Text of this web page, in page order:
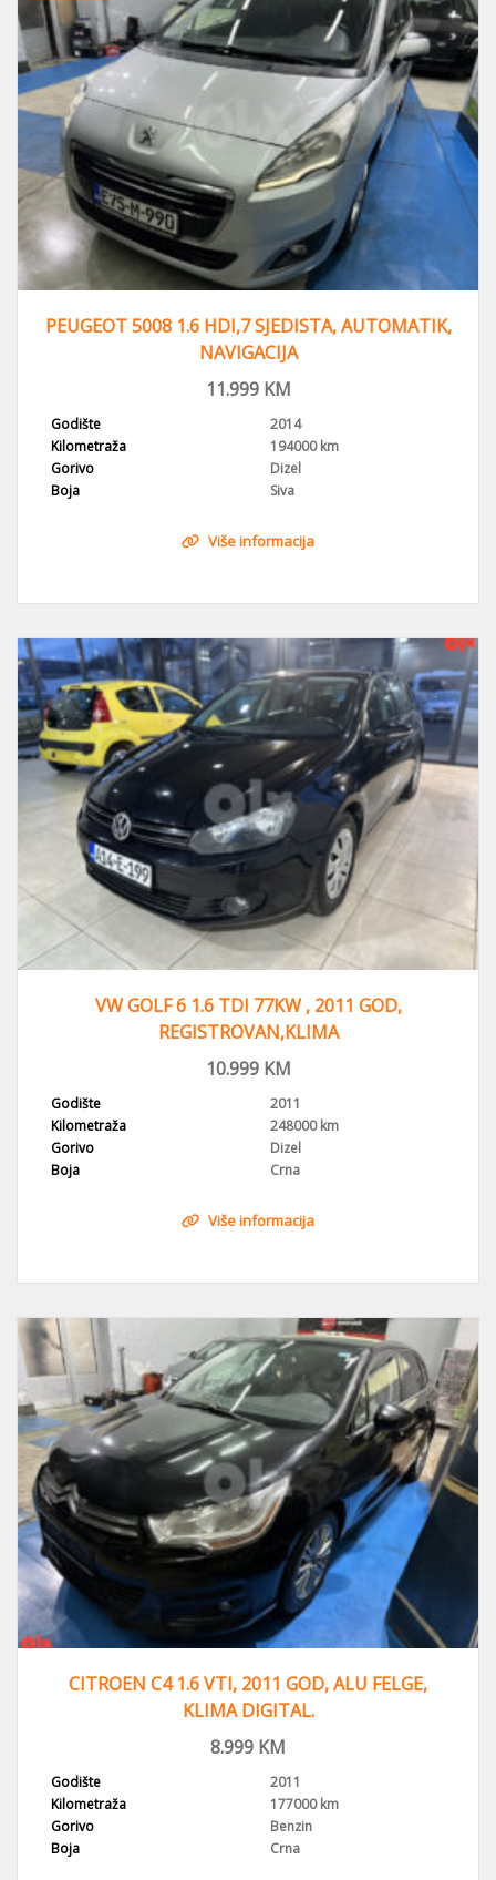
PEUGEOT 5008 1.6 HDI,7 SJEDISTA, AUTOMATIK,
NAVIGACIJA
11.999KM
Godište
2014
Kilometraža
194000 km
Gorivo
Dizel
Boja
Siva
Više informacija
VW GOLF 6 1.6 TDI 77KW , 2011 GOD,
REGISTROVAN,KLIMA
10.999KM
Godište
2011
Kilometraža
248000 km
Gorivo
Dizel
Boja
Crna
Više informacija
CITROEN C4 1.6 VTI, 2011 GOD, ALU FELGE,
KLIMA DIGITAL.
8.999 KM
Godište
2011
Kilometraža
177000 km
Gorivo
Benzin
Boja
Crna